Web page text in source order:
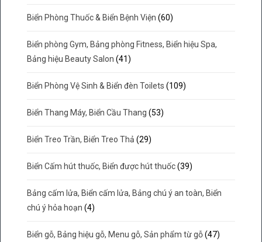
Biển Phòng Thuốc & Biển Bệnh Viện (60)
Biển phòng Gym, Bảng phòng Fitness, Biển hiệu Spa,
Bảng hiệu Beauty Salon (41)
Biển Phòng Vệ Sinh & Biển đèn Toilets (109)
Biển Thang Máy, Biển Cầu Thang (53)
Biển Treo Trần, Biển Treo Thả (29)
Biển Cấm hút thuốc, Biển được hút thuốc (39)
Bảng cấm lửa, Biển cấm lửa, Bảng chú ý an toàn, Biển
chú ý hỏa hoạn (4)
Biển gỗ, Bảng hiệu gỗ, Menu gỗ, Sản phẩm từ gỗ (47)